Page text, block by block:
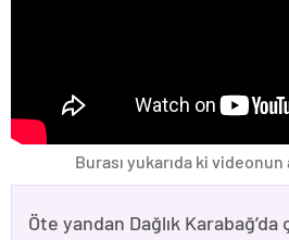
Burası yukarıda ki
Öte yandan Dağlık Karabağ’da